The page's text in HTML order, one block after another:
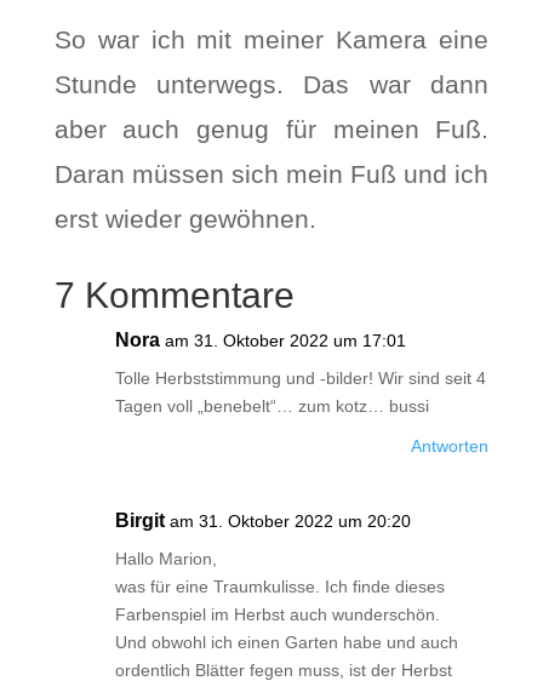
So war ich mit meiner Kamera eine
Stunde unterwegs. Das war dann
aber auch genug für meinen Fuß.
Daran müssen sich mein Fuß und ich
erst wieder gewöhnen.
7 Kommentare
Nora am 31. Oktober 2022 um 17:01
Tolle Herbststimmung und -bilder! Wir sind seit 4
Tagen voll „benebelt“… zum kotz… bussi
Antworten
Birgit am 31. Oktober 2022 um 20:20
Hallo Marion,
was für eine Traumkulisse. Ich finde dieses
Farbenspiel im Herbst auch wunderschön.
Und obwohl ich einen Garten habe und auch
ordentlich Blätter fegen muss, ist der Herbst